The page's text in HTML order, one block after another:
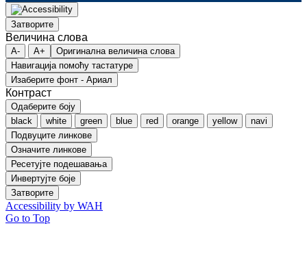
Затворите
Величина слова
A- A+
Оригинална величина слова
Навигација помоћу тастатуре
Изаберите фонт - Ариал
Контраст
Одаберите боју
black
white green blue red orange yellow
navi
Подвуците линкове
Означите линкове
Ресетујте подешавања
Инвертујте боје
Затворите
Accessibility by WAH
Go to Top